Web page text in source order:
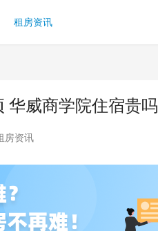
租房资讯
华威商学院住宿贵吗
房资讯